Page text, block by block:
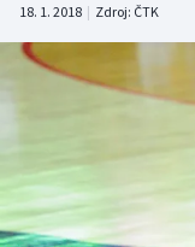
DALŠÍ SPORTY
Baseball a softbal
Soutěže
18. 1. 2018 | Zdroj: ČTK